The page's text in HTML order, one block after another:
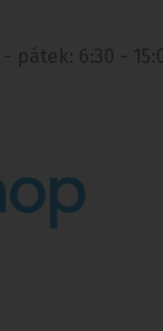
pátek: 6:30 -